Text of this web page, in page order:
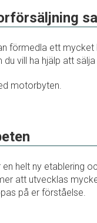
förmedla ett
vill ha hjälp att
motorbyten.
en helt ny etablering
att utvecklas
på er förståelse.